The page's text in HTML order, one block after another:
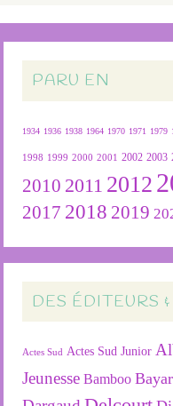
PARU EN
1934 1936 1938 1964 1970 1971 1979
1998 1999 2000 2001 2002 2003
2010 2011 2012
2017 2018 2019
DES ÉDITEURS
Actes Sud Actes Sud Junior
Jeunesse Bamboo